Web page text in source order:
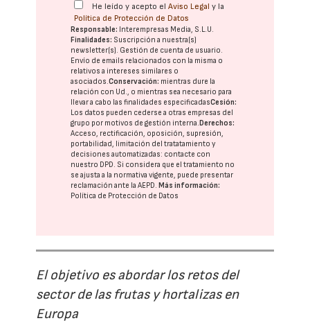
He leído y acepto elAviso Legal y la
Política de Protección de Datos
Responsable: Interempresas Media, S.L.U.
Finalidades: Suscripción a nuestra(s)
newsletter(s). Gestión de cuenta de usuario.
Envío de emails relacionados con la misma o
relativos a intereses similares o
asociados.Conservación: mientras dure la
relación con Ud., o mientras sea necesario para
llevar a cabo las finalidades especificadasCesión:
Los datos pueden cederse a otras empresas del
grupo por motivos de gestión interna.Derechos:
Acceso, rectificación, oposición, supresión,
portabilidad, limitación del tratatamiento y
decisiones automatizadas: contacte con
nuestro DPD. Si considera que el tratamiento no
se ajusta a la normativa vigente, puede presentar
reclamación ante laAEPD.Más información:
Política de Protección de Datos
El objetivo es abordar los retos del
sector de las frutas y hortalizas en
Europa